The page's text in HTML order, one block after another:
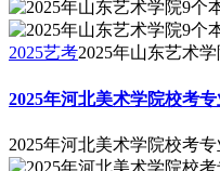
2025艺考2025年山东艺术
2025年河北美术学院校考
2025年河北美术学院校考